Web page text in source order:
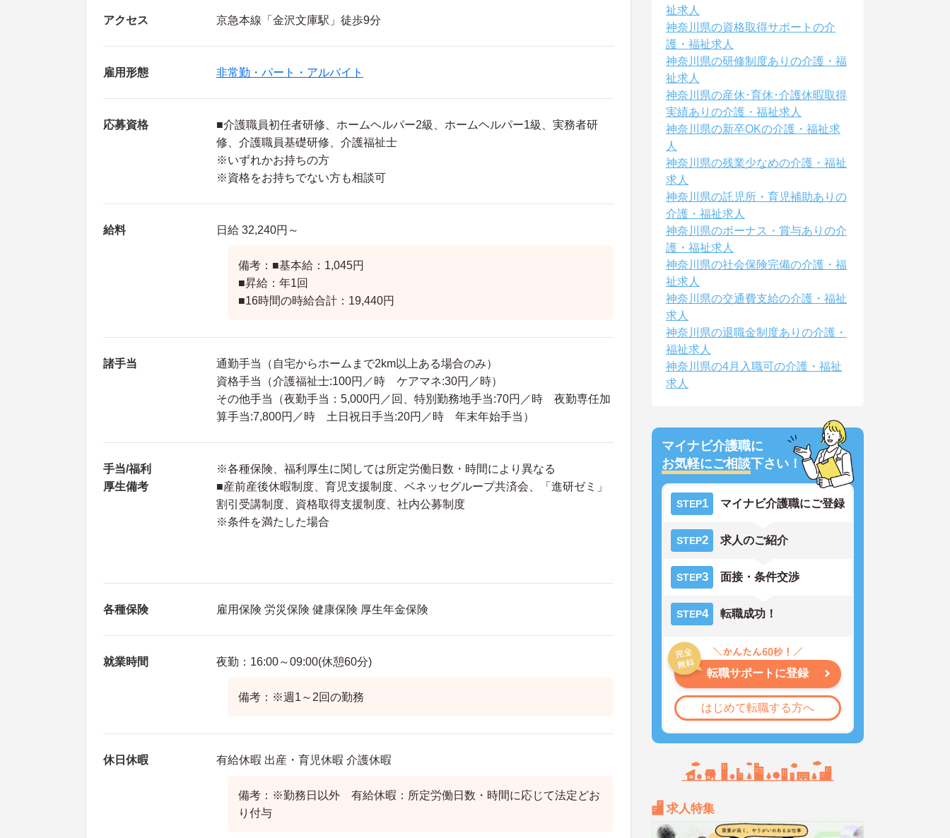
アクセス 京急本線「金沢文庫駅」徒歩9分
雇用形態 非常勤・パート・アルバイト
応募資格
■介護職員初任者研修、ホームヘルパー2級、ホームヘルパー1級、実務者研
修、介護職員基礎研修、介護福祉士
※いずれかお持ちの方
※資格をお持ちでない方も相談可
給料 日給 32,240円～
備考：■基本給：1,045円
■昇給：年1回
■16時間の時給合計：19,440円
諸手当
通勤手当（自宅からホームまで2km以上ある場合のみ）
資格手当（介護福祉士:100円／時 ケアマネ:30円／時）
その他手当（夜勤手当：5,000円／回、特別勤務地手当:70円／時 夜勤専任加
算手当:7,800円／時 土日祝日手当:20円／時 年末年始手当）
手当/福利
厚生備考
※各種保険、福利厚生に関しては所定労働日数・時間により異なる
■産前産後休暇制度、育児支援制度、ベネッセグループ共済会、「進研ゼミ」
割引受講制度、資格取得支援制度、社内公募制度
※条件を満たした場合
各種保険 雇用保険 労災保険 健康保険 厚生年金保険
就業時間 夜勤：16:00～09:00(休憩60分)
備考：※週1～2回の勤務
休日休暇 有給休暇 出産・育児休暇 介護休暇
備考：※勤務日以外 有給休暇：所定労働日数・時間に応じて法定どお
り付与
祉求人
神奈川県の資格取得サポートの介
護・福祉求人
神奈川県の研修制度ありの介護・福
祉求人
神奈川県の産休･育休･介護休暇取得
実績ありの介護・福祉求人
神奈川県の新卒OKの介護・福祉求
人
神奈川県の残業少なめの介護・福祉
求人
神奈川県の託児所・育児補助ありの
介護・福祉求人
神奈川県のボーナス・賞与ありの介
護・福祉求人
神奈川県の社会保険完備の介護・福
祉求人
神奈川県の交通費支給の介護・福祉
求人
神奈川県の退職金制度ありの介護・
福祉求人
神奈川県の4月入職可の介護・福祉
求人
マイナビ介護職に
お気軽にご相談下さい！
STEP1 マイナビ介護職にご登録
STEP2 求人のご紹介
STEP3 面接・条件交渉
STEP4 転職成功！
転職サポートに登録
はじめて転職する方へ
求人特集